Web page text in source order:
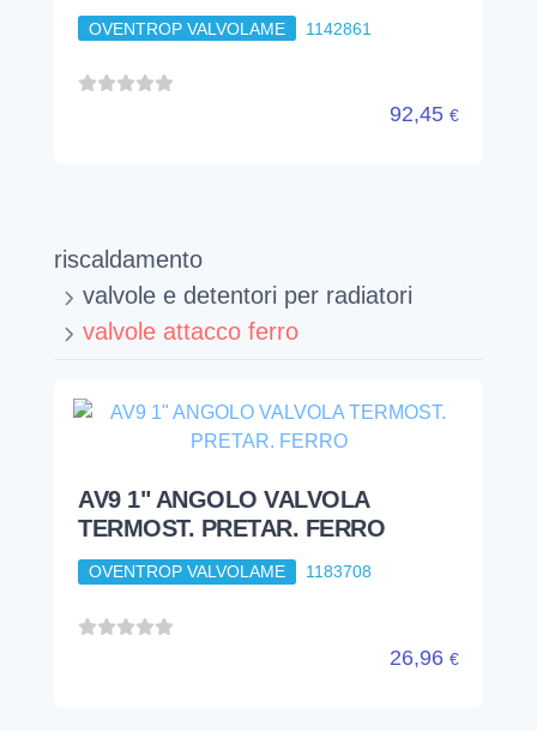
OVENTROP VALVOLAME 1142861
92,45 €
riscaldamento
valvole e detentori per radiatori
valvole attacco ferro
AV9 1" ANGOLO VALVOLA
TERMOST. PRETAR. FERRO
OVENTROP VALVOLAME 1183708
26,96 €